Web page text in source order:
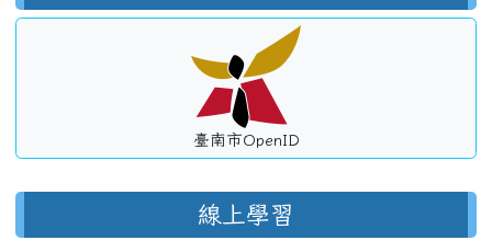
臺南市OpenID
線上學習